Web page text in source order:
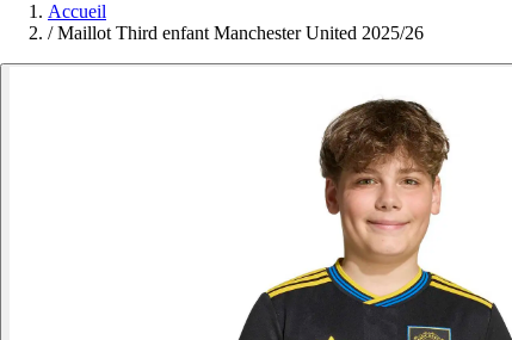
Accueil
/ Maillot Third enfant Manchester United 2025/26